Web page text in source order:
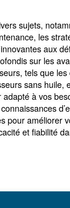
dédié
d’air.
allant des
vous
notre
le
et des